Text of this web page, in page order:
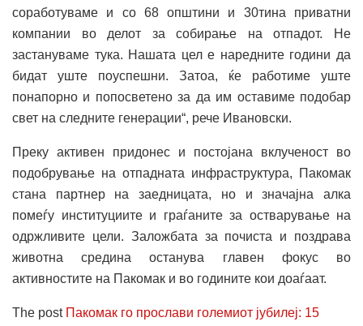
соработуваме и со 68 општини и 30тина приватни
компании во делот за собирање на отпадот. Не
застануваме тука. Нашата цел е наредните години да
бидат уште поуспешни. Затоа, ќе работиме уште
понапорно и попосветено за да им оставиме подобар
свет на следните генерации“, рече Ивановски.
Преку активен придонес и постојана вклученост во
подобрување на отпадната инфраструктура, Пакомак
стана партнер на заедницата, но и значајна алка
помеѓу институциите и граѓаните за остварување на
одржливите цели. Заложбата за почиста и поздрава
животна средина останува главен фокус во
активностите на Пакомак и во годините кои доаѓаат.
The post Пакомак го прослави големиот јубилеј: 15